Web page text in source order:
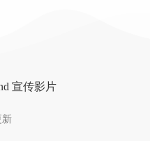
宣传影片
新